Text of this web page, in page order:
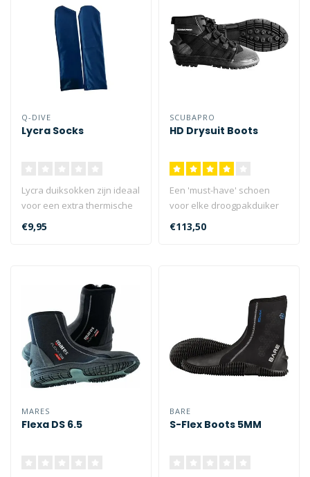
Q-DIVE
Lycra Socks
Lycra duiksokken zijn ideaal
voor een extra thermische
onderlaag in uw duikschoe..
€9,95
SCUBAPRO
HD Drysuit Boots
Een 'must-have' schoen
voor elke droogpakduiker
die naar de duikplek moet
lopen ..
€113,50
MARES
Flexa DS 6.5
BARE
S-Flex Boots 5MM